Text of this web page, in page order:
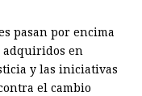
pasan por encima
adquiridos en
y las iniciativas
el cambio